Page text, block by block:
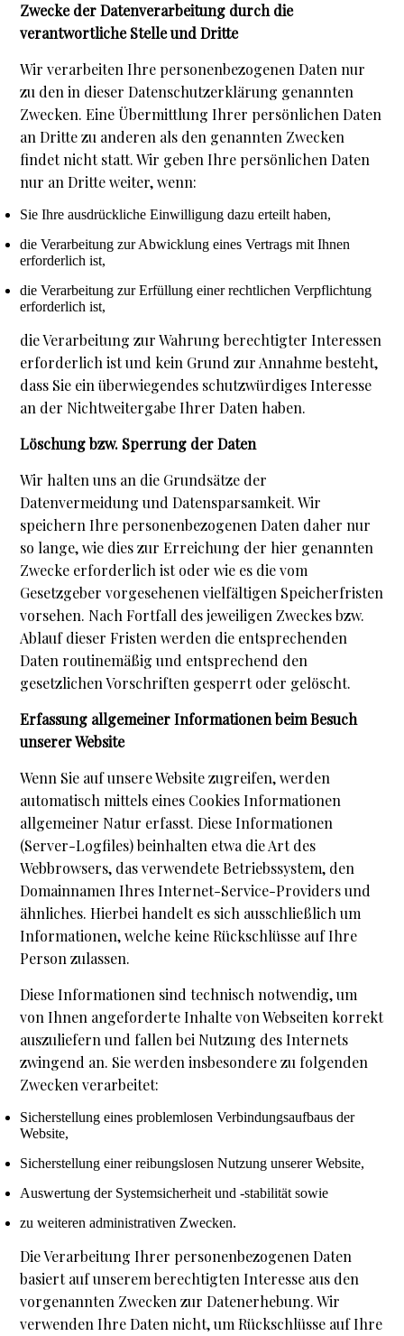
Zwecke der Datenverarbeitung durch die
verantwortliche Stelle und Dritte
Wir verarbeiten Ihre personenbezogenen Daten nur
zu den in dieser Datenschutzerklärung genannten
Zwecken. Eine Übermittlung Ihrer persönlichen Daten
an Dritte zu anderen als den genannten Zwecken
findet nicht statt. Wir geben Ihre persönlichen Daten
nur an Dritte weiter, wenn:
Sie Ihre ausdrückliche Einwilligung dazu erteilt haben,
die Verarbeitung zur Abwicklung eines Vertrags mit Ihnen
erforderlich ist,
die Verarbeitung zur Erfüllung einer rechtlichen Verpflichtung
erforderlich ist,
die Verarbeitung zur Wahrung berechtigter Interessen
erforderlich ist und kein Grund zur Annahme besteht,
dass Sie ein überwiegendes schutzwürdiges Interesse
an der Nichtweitergabe Ihrer Daten haben.
Löschung bzw. Sperrung der Daten
Wir halten uns an die Grundsätze der
Datenvermeidung und Datensparsamkeit. Wir
speichern Ihre personenbezogenen Daten daher nur
so lange, wie dies zur Erreichung der hier genannten
Zwecke erforderlich ist oder wie es die vom
Gesetzgeber vorgesehenen vielfältigen Speicherfristen
vorsehen. Nach Fortfall des jeweiligen Zweckes bzw.
Ablauf dieser Fristen werden die entsprechenden
Daten routinemäßig und entsprechend den
gesetzlichen Vorschriften gesperrt oder gelöscht.
Erfassung allgemeiner Informationen beim Besuch
unserer Website
Wenn Sie auf unsere Website zugreifen, werden
automatisch mittels eines Cookies Informationen
allgemeiner Natur erfasst. Diese Informationen
(Server-Logfiles) beinhalten etwa die Art des
Webbrowsers, das verwendete Betriebssystem, den
Domainnamen Ihres Internet-Service-Providers und
ähnliches. Hierbei handelt es sich ausschließlich um
Informationen, welche keine Rückschlüsse auf Ihre
Person zulassen.
Diese Informationen sind technisch notwendig, um
von Ihnen angeforderte Inhalte von Webseiten korrekt
auszuliefern und fallen bei Nutzung des Internets
zwingend an. Sie werden insbesondere zu folgenden
Zwecken verarbeitet:
Sicherstellung eines problemlosen Verbindungsaufbaus der
Website,
Sicherstellung einer reibungslosen Nutzung unserer Website,
Auswertung der Systemsicherheit und -stabilität sowie
zu weiteren administrativen Zwecken.
Die Verarbeitung Ihrer personenbezogenen Daten
basiert auf unserem berechtigten Interesse aus den
vorgenannten Zwecken zur Datenerhebung. Wir
verwenden Ihre Daten nicht, um Rückschlüsse auf Ihre